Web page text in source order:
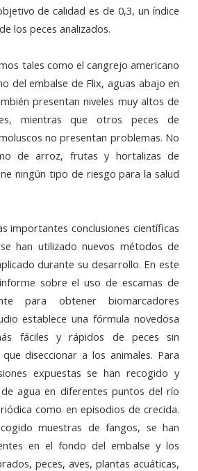
de calidad es de 0,3, un índice
los peces analizados.
tales como el cangrejo americano
del embalse de Flix, aguas abajo en
presentan niveles muy altos de
mientras que otros peces de
no presentan problemas. No
de arroz, frutas y hortalizas de
ningún tipo de riesgo para la salud
importantes conclusiones científicas
han utilizado nuevos métodos de
durante su desarrollo. En este
sobre el uso de escamas de
para obtener biomarcadores
establece una fórmula novedosa
fáciles y rápidos de peces sin
diseccionar a los animales. Para
expuestas se han recogido y
agua en diferentes puntos del río
como en episodios de crecida.
muestras de fangos, se han
en el fondo del embalse y los
peces, aves, plantas acuáticas,